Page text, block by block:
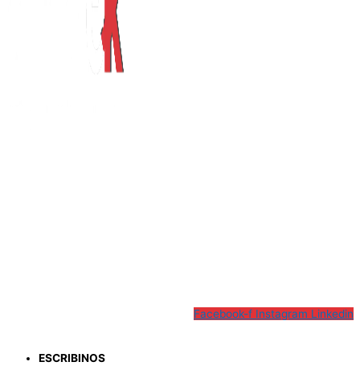
Facebook-f Instagram Linkedin
ESCRIBINOS